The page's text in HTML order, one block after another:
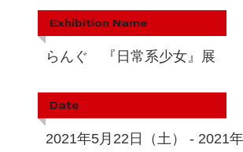
Exhibition Name
らんぐ 『日常系少女』展
Date
2021年5月22日（土） - 2021